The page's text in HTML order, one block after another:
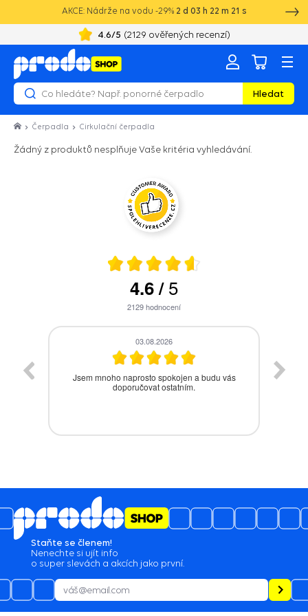
AKCE: Nádrže na vodu -29% 2 d 03 h 22 m 21 s
4.6/5 (2129 ověřených recenzí)
Hledat
Čerpadla Cirkulační čerpadla
Žádný z produktů nesplňuje Vaše kritéria vyhledávání.
4.6/5
2129hodnocení
03.08.2026
Jsem mnoho naprosto spokojen a budu vás
doporučovat ostatním.
Staňte se členem!
Nenechte si ujít info
o super slevách a akcích jako první.